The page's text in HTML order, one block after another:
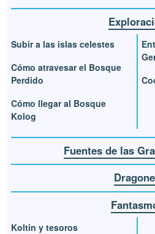
Subir a las islas celestes
Cómo atravesar el Bosque
Perdido
Cómo llegar al Bosque
Kolog
Fuentes de las
Koltin y tesoros